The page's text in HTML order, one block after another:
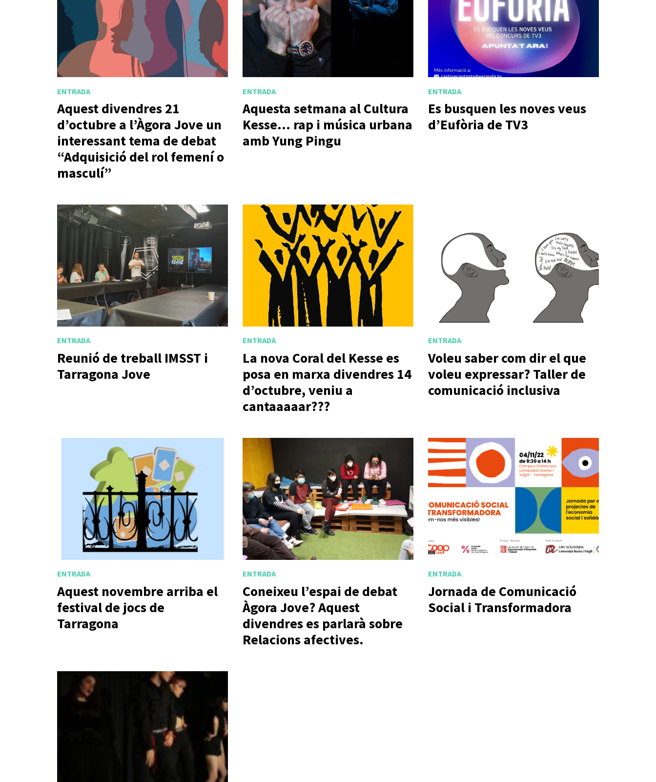
ENTRADA
Aquest divendres 21
d’octubre a l’Àgora Jove un
interessant tema de debat
“Adquisició del rol femení o
masculí”
ENTRADA
Aquesta setmana al Cultura
Kesse… rap i música urbana
amb Yung Pingu
ENTRADA
Es busquen les noves veus
d’Eufòria de TV3
ENTRADA
Reunió de treball IMSST i
Tarragona Jove
ENTRADA
La nova Coral del Kesse es
posa en marxa divendres 14
d’octubre, veniu a
cantaaaaar???
ENTRADA
Voleu saber com dir el que
voleu expressar? Taller de
comunicació inclusiva
ENTRADA
Aquest novembre arriba el
festival de jocs de
Tarragona
ENTRADA
Coneixeu l’espai de debat
Àgora Jove? Aquest
divendres es parlarà sobre
Relacions afectives.
ENTRADA
Jornada de Comunicació
Social i Transformadora